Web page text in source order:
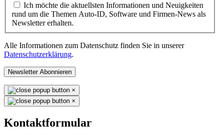
Ich möchte die aktuellsten Informationen und Neuigkeiten
rund um die Themen Auto-ID, Software und Firmen-News als
Newsletter erhalten.
Alle Informationen zum Datenschutz finden Sie in unserer
Datenschutzerklärung.
Newsletter Abonnieren
×
×
Kontaktformular